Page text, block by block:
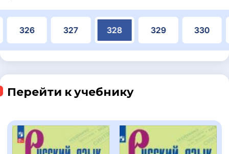
326 327 328 329 330
Перейти к учебнику